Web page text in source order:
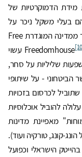
הדמוקרטיות של
בעלי משקל ניכר על
היחס לו ישראל תזכה בעולם. כך למשל, מעבר ממדינה המוגדרת Free
עשוי
שליליות על סחר,
הביטחוני - על שיתופי
ובלמים שתוביל לכרסום בזכויות
להוביל אוכלוסיות
מאפיינת מדינות
קונג, טורקיה ועוד).
הישראלי וכפועל